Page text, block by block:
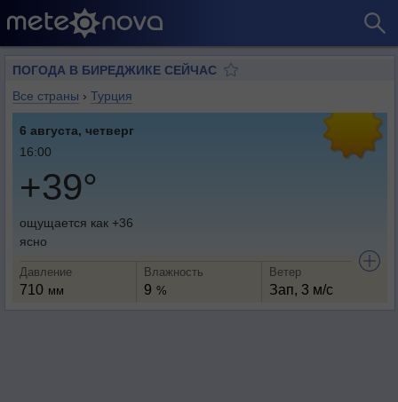
ПОГОДА В БИРЕДЖИКЕ СЕЙЧАС
Все страны › Турция
6 августа, четверг
16:00
+39°
ощущается как +36
ясно
Давление
710 мм
Влажность
9 %
Ветер
Зап, 3 м/с